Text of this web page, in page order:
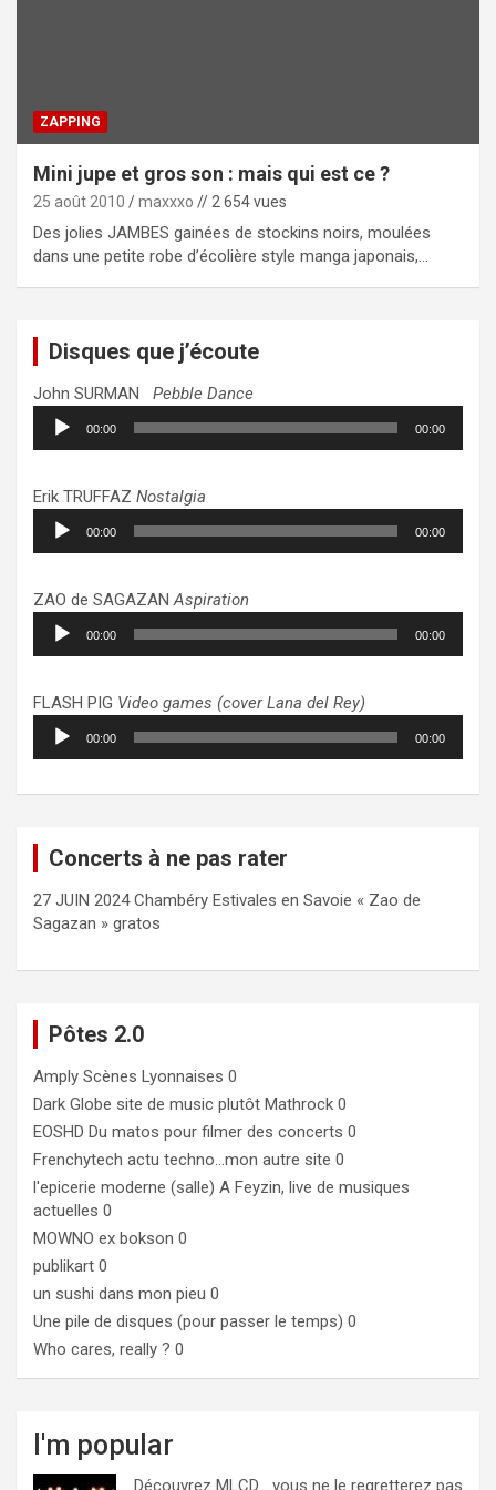
ZAPPING
Mini jupe et gros son : mais qui est ce ?
25 août 2010 maxxxo // 2 654 vues
Des jolies JAMBES gainées de stockins noirs, moulées
dans une petite robe d’écolière style manga japonais,…
Disques que j’écoute
John SURMAN Pebble Dance
Lecteur
audio
00:00 00:00
Erik TRUFFAZ Nostalgia
Lecteur
audio
00:00 00:00
ZAO de SAGAZANAspiration
Lecteur
audio
00:00 00:00
FLASH PIG Video games (cover Lana del Rey)
Lecteur
audio
00:00 00:00
Concerts à ne pas rater
27 JUIN 2024 Chambéry Estivales en Savoie « Zao de
Sagazan » gratos
Pôtes 2.0
Amply Scènes Lyonnaises 0
Dark Globe site de music plutôt Mathrock 0
EOSHD Du matos pour filmer des concerts 0
Frenchytech actu techno…mon autre site 0
l'epicerie moderne (salle) A Feyzin, live de musiques
actuelles 0
MOWNO ex bokson 0
publikart 0
un sushi dans mon pieu 0
Une pile de disques (pour passer le temps) 0
Who cares, really ? 0
I'm popular
Découvrez MLCD… vous ne le regretterez pas